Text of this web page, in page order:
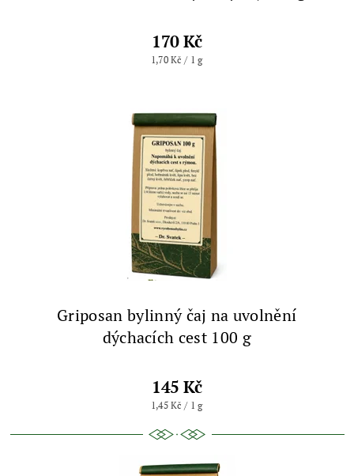
170 Kč
1,70 Kč / 1 g
Griposan bylinný čaj na uvolnění
dýchacích cest 100 g
145 Kč
1,45 Kč / 1 g